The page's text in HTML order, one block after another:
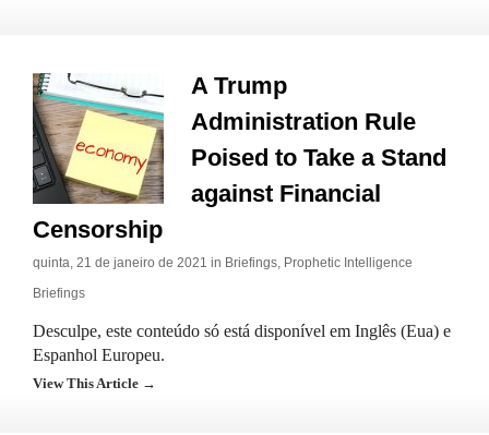
A Trump
Administration Rule
Poised to Take a Stand
against Financial
Censorship
quinta, 21 de janeiro de 2021 in Briefings, Prophetic Intelligence
Briefings
Desculpe, este conteúdo só está disponível em Inglês (Eua) e
Espanhol Europeu.
View This Article →